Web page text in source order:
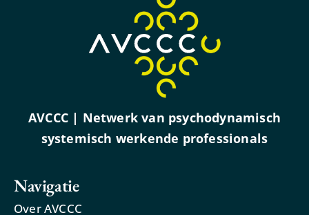
AVCCC | Netwerk van psychodynamisch
systemisch werkende professionals
Navigatie
Over AVCCC